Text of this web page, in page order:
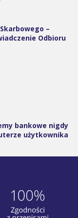
–
Odbioru
bankowe nigdy
użytkownika